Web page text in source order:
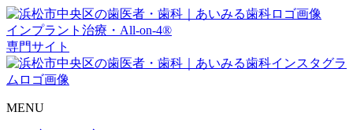
インプラント治療・All-on-4®
専門サイト
MENU